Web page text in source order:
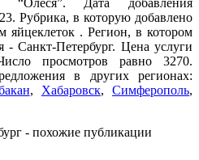
Рубрика, в которую добавлено
яйцеклеток . Регион, в котором
- Санкт-Петербург. Цена услуги
просмотров равно 3270.
в других регионах:
, Хабаровск, Симферополь,
- похожие публикации